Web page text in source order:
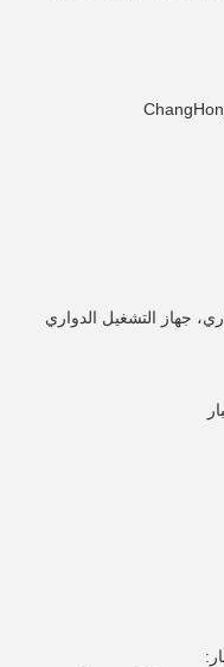
جهاز التشغيل الدواري